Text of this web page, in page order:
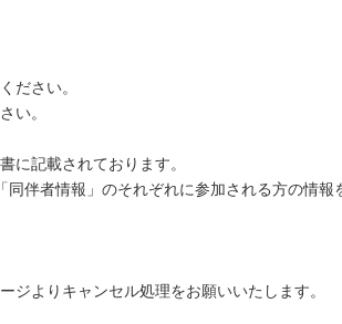
ださい。
い。
に記載されております。
伴者情報」のそれぞれに参加される方の情報
ジよりキャンセル処理をお願いいたします。